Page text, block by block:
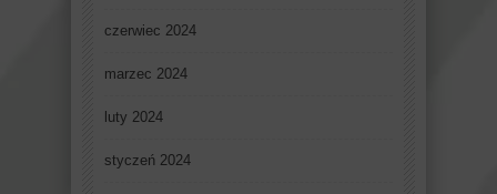
czerwiec 2024
marzec 2024
luty 2024
styczeń 2024